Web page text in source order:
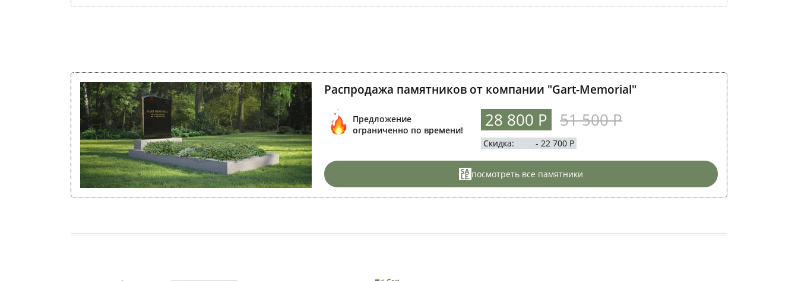
Распродажа памятников от компании "Gart-Memorial"
Предложение
ограниченно по времени!
28 800 Р 51 500 Р
Скидка: - 22 700 Р
посмотреть все памятники